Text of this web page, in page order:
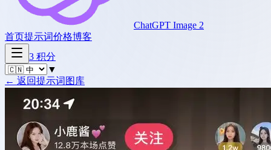
ChatGPT Image 2
首页提示词价格博客
3 积分
▼
← 返回提示词图库